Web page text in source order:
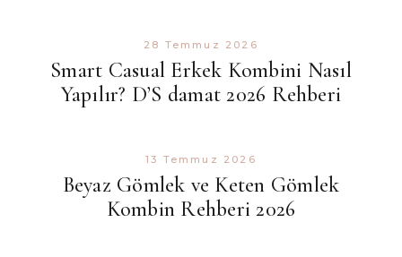
Smart Casual Erkek Kombini Nasıl
Yapılır? D’S damat 2026 Rehberi
28 Temmuz 2026
Beyaz Gömlek ve Keten Gömlek
Kombin Rehberi 2026
13 Temmuz 2026